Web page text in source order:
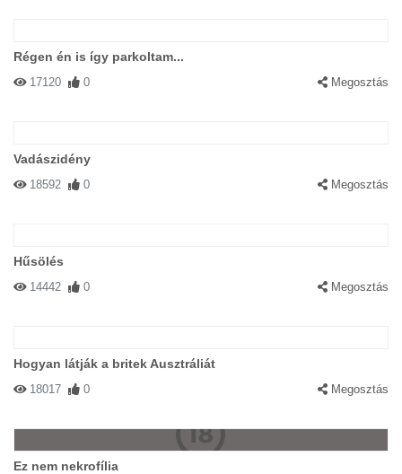
Régen én is így parkoltam...
17120 0 Megosztás
Vadászidény
18592 0 Megosztás
Hűsölés
14442 0 Megosztás
Hogyan látják a britek Ausztráliát
18017 0 Megosztás
Ez nem nekrofília